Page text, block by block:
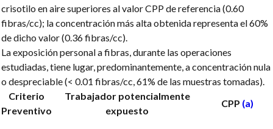
crisotilo en aire superiores al valor CPP de referencia (0.60
fibras/cc); la concentración más alta obtenida representa el 60%
de dicho valor (0.36 fibras/cc).
La exposición personal a fibras, durante las operaciones
estudiadas, tiene lugar, predominantemente, a concentración nula
o despreciable (< 0.01 fibras/cc, 61% de las muestras tomadas).
Criterio
Preventivo
Trabajador potencialmente
expuesto
CPP (a)